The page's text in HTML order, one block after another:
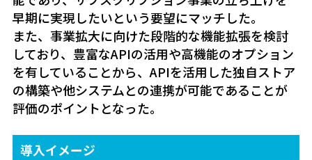
早期に実現したいという要望にマッチした。
また、事業拡大に向けた段階的な機能拡張を検討
しており、豊富なAPIの活用や高機能のオプション
を有していることから、APIを活用した独自ストア
の構築や他システムとの連携が可能であることが
評価のポイントとなった。
導入イメージ